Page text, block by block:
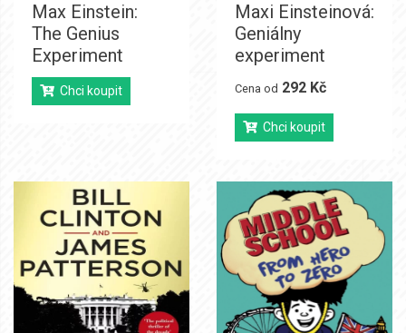
Max Einstein:
The Genius
Experiment
Chci koupit
Maxi Einsteinová:
Geniálny
experiment
Cena od 292 Kč
Chci koupit